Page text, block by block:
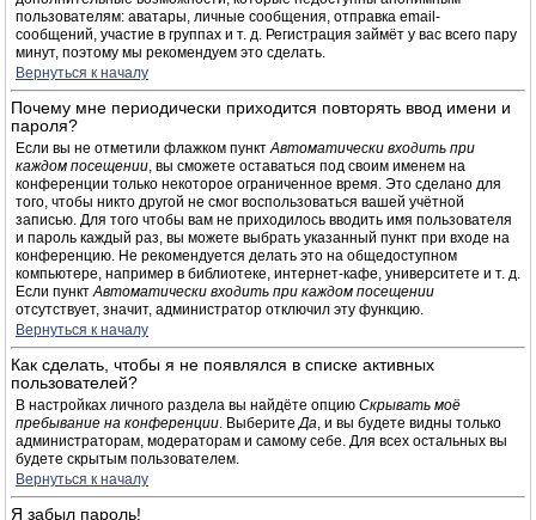
пользователям: аватары, личные сообщения, отправка email-
сообщений, участие в группах и т. д. Регистрация займёт у вас всего пару
минут, поэтому мы рекомендуем это сделать.
Вернуться к началу
Почему мне периодически приходится повторять ввод имени и
пароля?
Если вы не отметили флажком пунктАвтоматически входить при
каждом посещении, вы сможете оставаться под своим именем на
конференции только некоторое ограниченное время. Это сделано для
того, чтобы никто другой не смог воспользоваться вашей учётной
записью. Для того чтобы вам не приходилось вводить имя пользователя
и пароль каждый раз, вы можете выбрать указанный пункт при входе на
конференцию. Не рекомендуется делать это на общедоступном
компьютере, например в библиотеке, интернет-кафе, университете и т. д.
Если пунктАвтоматически входить при каждом посещении
отсутствует, значит, администратор отключил эту функцию.
Вернуться к началу
Как сделать, чтобы я не появлялся в списке активных
пользователей?
В настройках личного раздела вы найдёте опцию Скрывать моё
пребывание на конференции. ВыберитеДа, и вы будете видны только
администраторам, модераторам и самому себе. Для всех остальных вы
будете скрытым пользователем.
Вернуться к началу
Я забыл пароль!